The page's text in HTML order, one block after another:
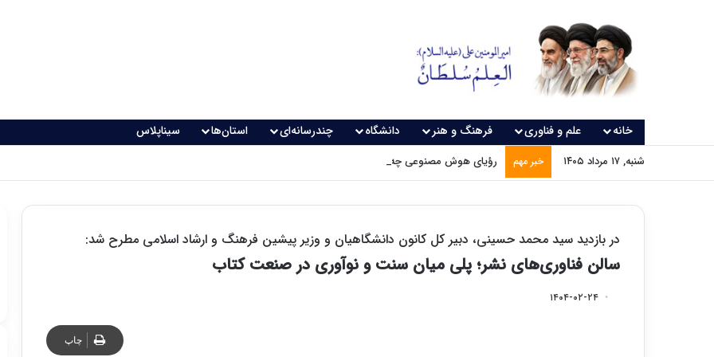
خانه علم و فناوری فرهنگ و هنر دانشگاه چندرسانه‌ای استان‌ها سیناپلاس
شنبه, ۱۷ مرداد ۱۴۰۵ خبر مهم رؤیای هوش مصنوعی چه زمانی واقعی می‌شود؟
در بازدید سید محمد حسینی، دبیر کل کانون دانشگاهیان و وزیر پیشین فرهنگ و ارشاد اسلامی مطرح شد:
سالن فناوری‌های نشر؛ پلی میان سنت و نوآوری در صنعت کتاب
۱۴۰۴-۰۲-۲۴
چاپ